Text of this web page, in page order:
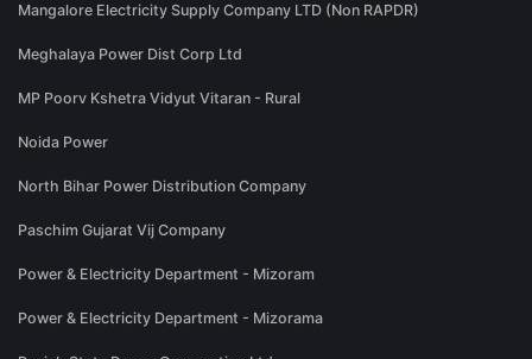
Mangalore Electricity Supply Company LTD (Non RAPDR)
Meghalaya Power Dist Corp Ltd
MP Poorv Kshetra Vidyut Vitaran - Rural
Noida Power
North Bihar Power Distribution Company
Paschim Gujarat Vij Company
Power & Electricity Department - Mizoram
Power & Electricity Department - Mizorama